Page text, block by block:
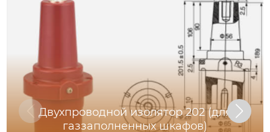
Двухпроводной изолятор 202 (для
газзаполненных шкафов)